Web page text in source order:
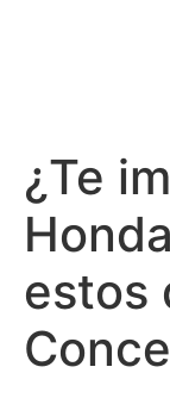
¿Te
estos